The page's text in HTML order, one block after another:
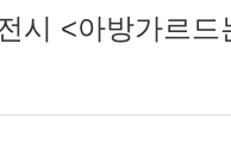
시 <아방가르